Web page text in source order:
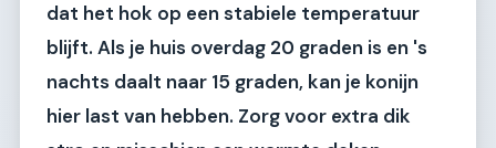
dat het hok op een stabiele temperatuur
blijft. Als je huis overdag 20 graden is en 's
nachts daalt naar 15 graden, kan je konijn
hier last van hebben. Zorg voor extra dik